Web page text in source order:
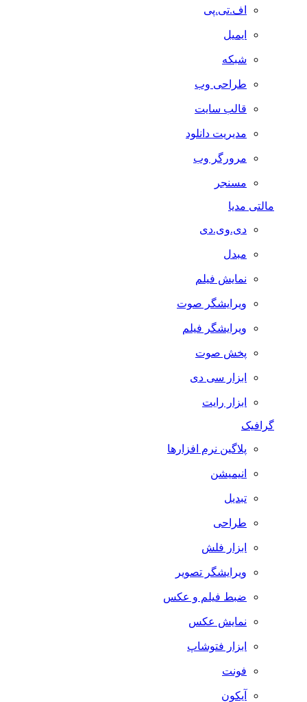
اف.تی.پی
ایمیل
شبکه
طراحی وب
قالب سایت
مدیریت دانلود
مرورگر وب
مسنجر
مالتی مدیا
دی.وی.دی
مبدل
نمایش فیلم
ویرایشگر صوت
ویرایشگر فیلم
پخش صوت
ابزار سی دی
ابزار رایت
گرافیک
پلاگین نرم افزارها
انیمیشن
تبدیل
طراحی
ابزار فلش
ویرایشگر تصویر
ضبط فيلم و عكس
نمایش عکس
ابزار فتوشاپ
فونت
آیکون